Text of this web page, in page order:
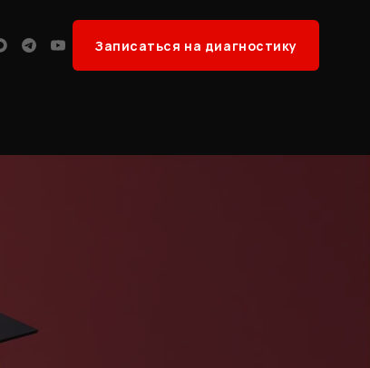
TelegramYouTube
Записаться на диагностику